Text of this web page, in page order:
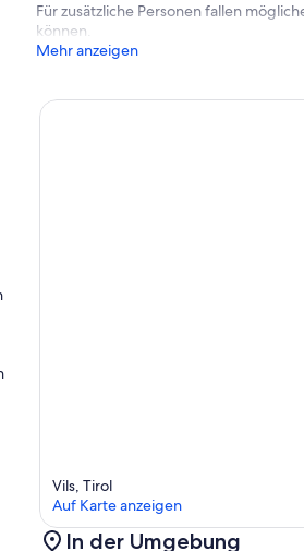
Für zusätzliche Personen fallen
können.
Mehr anzeigen
Vils, Tirol
Auf Karte anzeigen
In der Umgebung